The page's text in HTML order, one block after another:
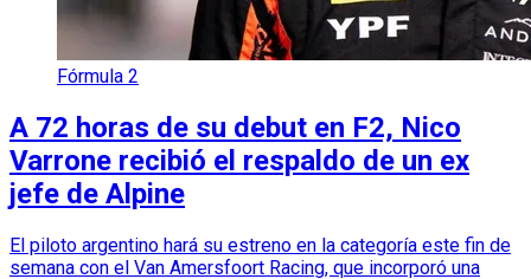
Fórmula 2
A 72 horas de su debut en F2, Nico
Varrone recibió el respaldo de un ex
jefe de Alpine
El piloto argentino hará su estreno en la categoría este fin de
semana con el Van Amersfoort Racing, que incorporó una